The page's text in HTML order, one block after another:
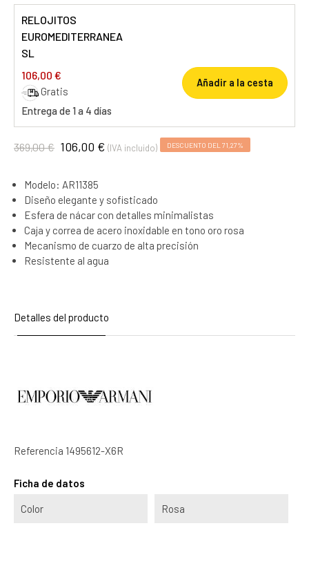
RELOJITOS
EUROMEDITERRANEA
SL
106,00 €
Gratis
Entrega de 1 a 4 días
Añadir a la cesta
369,00 € 106,00 € (IVA incluido) DESCUENTO DEL 71,27%
Modelo: AR11385
Diseño elegante y sofisticado
Esfera de nácar con detalles minimalistas
Caja y correa de acero inoxidable en tono oro rosa
Mecanismo de cuarzo de alta precisión
Resistente al agua
Detalles del producto
Referencia 1495612-X6R
Ficha de datos
Color Rosa